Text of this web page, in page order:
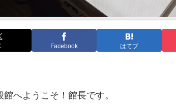
Facebook はてブ
館へようこそ！館長です。